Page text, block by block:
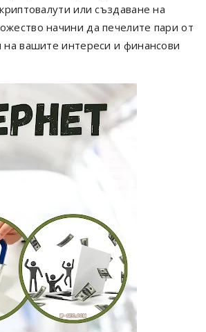
или създаване на
начини да печелите пари от
на вашите интереси и финансови